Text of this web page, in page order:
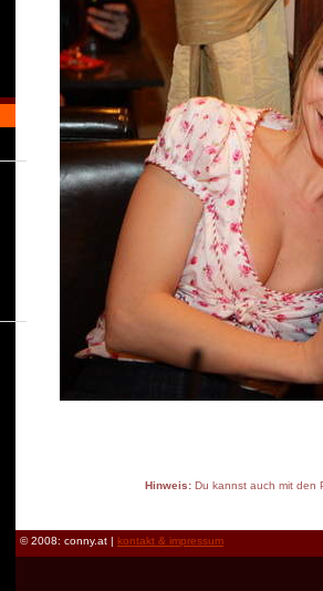
Hinweis:Du kannst auch mit den
© 2008: conny.at | kontakt & impressum